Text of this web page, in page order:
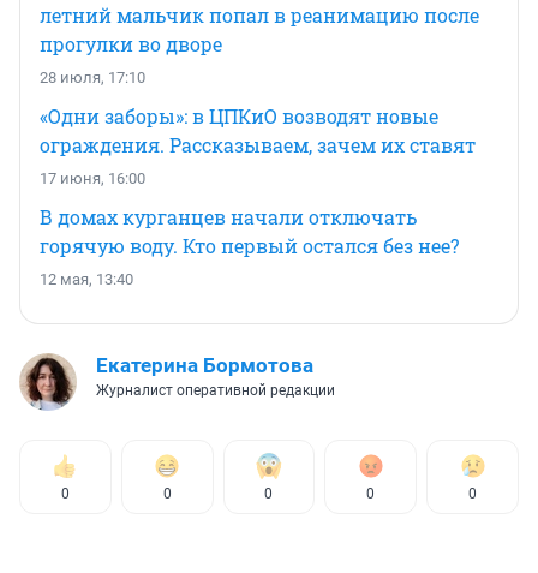
летний мальчик попал в реанимацию после
прогулки во дворе
28 июля, 17:10
«Одни заборы»: в ЦПКиО возводят новые
ограждения. Рассказываем, зачем их ставят
17 июня, 16:00
В домах курганцев начали отключать
горячую воду. Кто первый остался без нее?
12 мая, 13:40
Екатерина Бормотова
Журналист оперативной редакции
0 0 0 0 0